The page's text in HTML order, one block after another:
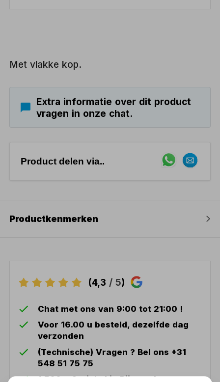
Met vlakke kop.
Extra informatie over dit product
vragen in onze chat.
Product delen via..
Productkenmerken
(4,3 / 5)
Chat met ons van 9:00 tot 21:00 !
Voor 16.00 u besteld, dezelfde dag
verzonden
(Technische) Vragen ? Bel ons +31
548 51 75 75
1.500 m2 winkel in Rijssen !